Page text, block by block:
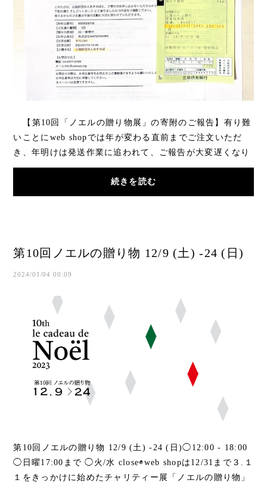
【第10回「ノエルの贈り物展」の寄附のご報告】有り難
いことにweb shopでは年が変わる直前までご注文いただ
き、年明けは発送作業に追われて、ご報告が大変遅くなり
ましたことをお詫びいたします。長...
続きを読む
第10回ノエルの贈り物 12/9 (土) -24 (日)
2024/01/04 00:09
第10回ノエルの贈り物 12/9 (土) -24 (日)◯12:00 - 18:00
◯日曜17:00まで ◯火/水 close◉web shopは12/31まで３.１
１をきっかけに始めたチャリティー展「ノエルの贈り物」